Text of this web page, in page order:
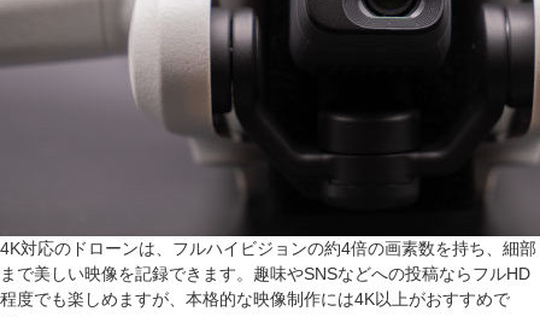
4K対応のドローンは、フルハイビジョンの約4倍の画素数を持ち、細部
まで美しい映像を記録できます。趣味やSNSなどへの投稿ならフルHD
程度でも楽しめますが、本格的な映像制作には4K以上がおすすめで